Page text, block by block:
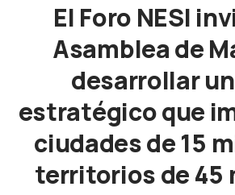
El Foro NESI
Asamblea de
desarrollar
estratégico que
ciudades de 15
territorios de 45